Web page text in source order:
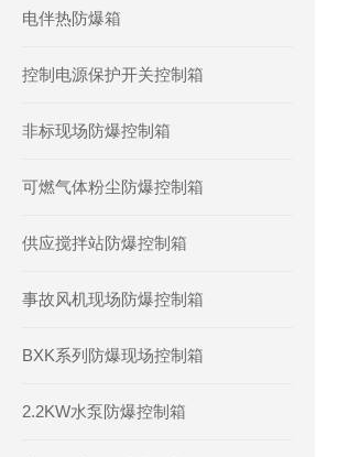
电伴热防爆箱
控制电源保护开关控制箱
非标现场防爆控制箱
可燃气体粉尘防爆控制箱
供应搅拌站防爆控制箱
事故风机现场防爆控制箱
BXK系列防爆现场控制箱
2.2KW水泵防爆控制箱